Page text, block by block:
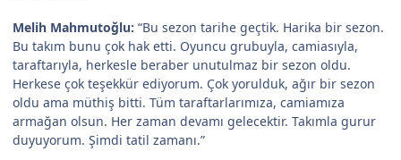
Melih Mahmutoğlu: “Bu sezon tarihe geçtik. Harika bir sezon.
Bu takım bunu çok hak etti. Oyuncu grubuyla, camiasıyla,
taraftarıyla, herkesle beraber unutulmaz bir sezon oldu.
Herkese çok teşekkür ediyorum. Çok yorulduk, ağır bir sezon
oldu ama müthiş bitti. Tüm taraftarlarımıza, camiamıza
armağan olsun. Her zaman devamı gelecektir. Takımla gurur
duyuyorum. Şimdi tatil zamanı.”